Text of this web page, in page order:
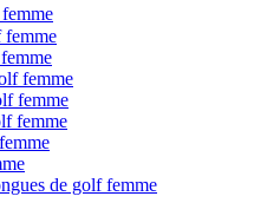
femme
femme
femme
femme
de golf femme